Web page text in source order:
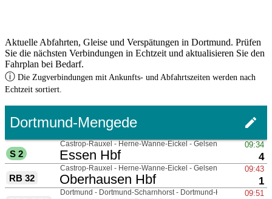
Aktuelle Abfahrten, Gleise und Verspätungen in Dortmund. Prüfen
Sie die nächsten Verbindungen in Echtzeit und aktualisieren Sie den
Fahrplan bei Bedarf.
ⓘ Die Zugverbindungen mit Ankunfts- und Abfahrtszeiten werden nach
Echtzeit sortiert.